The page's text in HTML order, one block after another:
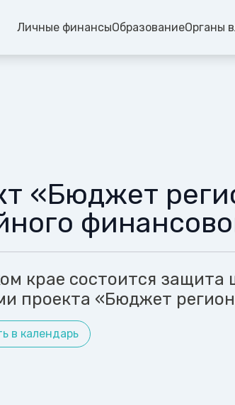
Личные финансыОбразованиеОрганы
«Бюджет
крае состоится защита
проекта «Бюджет
в календарь